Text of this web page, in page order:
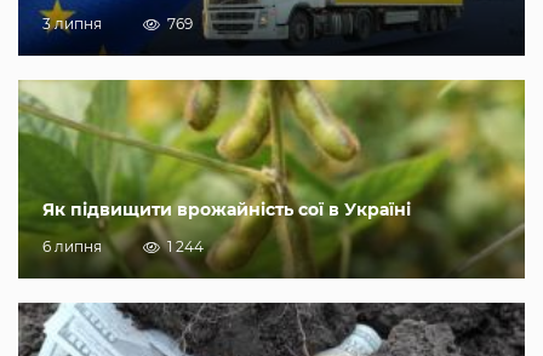
3 липня 769
Як підвищити врожайність сої в Україні
6 липня 1 244